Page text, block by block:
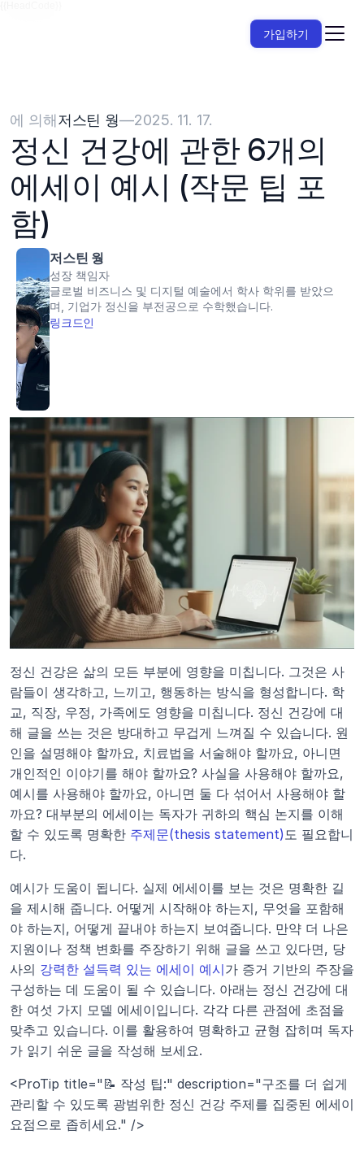
가입하기
에 의해저스틴 웡—2025. 11. 17.
정신 건강에 관한 6개의
에세이 예시 (작문 팁 포
함)
저스틴 웡
성장 책임자
글로벌 비즈니스 및 디지털 예술에서 학사 학위를 받았으
며, 기업가 정신을 부전공으로 수학했습니다.
링크드인
정신 건강은 삶의 모든 부분에 영향을 미칩니다. 그것은 사
람들이 생각하고, 느끼고, 행동하는 방식을 형성합니다. 학
교, 직장, 우정, 가족에도 영향을 미칩니다. 정신 건강에 대
해 글을 쓰는 것은 방대하고 무겁게 느껴질 수 있습니다. 원
인을 설명해야 할까요, 치료법을 서술해야 할까요, 아니면
개인적인 이야기를 해야 할까요? 사실을 사용해야 할까요,
예시를 사용해야 할까요, 아니면 둘 다 섞어서 사용해야 할
까요? 대부분의 에세이는 독자가 귀하의 핵심 논지를 이해
할 수 있도록 명확한 주제문(thesis statement) 도 필요합니
다.
예시가 도움이 됩니다. 실제 에세이를 보는 것은 명확한 길
을 제시해 줍니다. 어떻게 시작해야 하는지, 무엇을 포함해
야 하는지, 어떻게 끝내야 하는지 보여줍니다. 만약 더 나은
지원이나 정책 변화를 주장하기 위해 글을 쓰고 있다면, 당
사의 강력한 설득력 있는 에세이 예시가 증거 기반의 주장을
구성하는 데 도움이 될 수 있습니다. 아래는 정신 건강에 대
한 여섯 가지 모델 에세이입니다. 각각 다른 관점에 초점을
맞추고 있습니다. 이를 활용하여 명확하고 균형 잡히며 독자
가 읽기 쉬운 글을 작성해 보세요.
<ProTip title="📝 작성 팁:" description="구조를 더 쉽게
관리할 수 있도록 광범위한 정신 건강 주제를 집중된 에세이
요점으로 좁히세요." />